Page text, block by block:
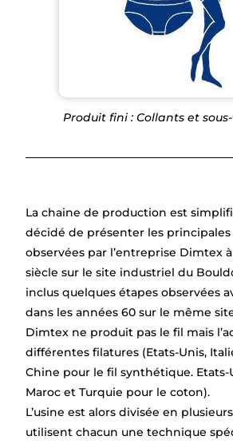
Produit fini : Collants et
La chaine de production est
décidé de présenter les principales
observées par l’entreprise Dimtex
siècle sur le site industriel du
inclus quelques étapes observées
dans les années 60 sur le même
Dimtex ne produit pas le fil mais
différentes filatures (Etats-Unis,
Chine pour le fil synthétique. Etats-
Maroc et Turquie pour le coton).
L’usine est alors divisée en
utilisent chacun une technique